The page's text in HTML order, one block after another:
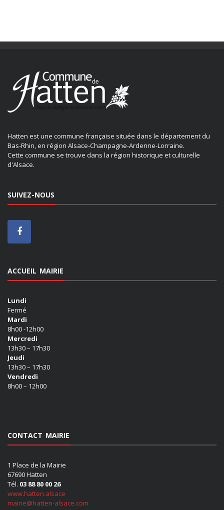
Hatten est une commune française située dans le département du
Bas-Rhin, en région Alsace-Champagne-Ardenne-Lorraine.
Cette commune se trouve dans la région historique et culturelle
d'Alsace.
SUIVEZ-NOUS
ACCUEIL MAIRIE
Lundi
Fermé
Mardi
8h00 -12h00
Mercredi
13h30 – 17h30
Jeudi
13h30 – 17h30
Vendredi
8h00 – 12h00
CONTACT MAIRIE
1 Place de la Mairie
67690 Hatten
Tél. 03 88 80 00 26
www.hatten.alsace
mairie@hatten-alsace.com